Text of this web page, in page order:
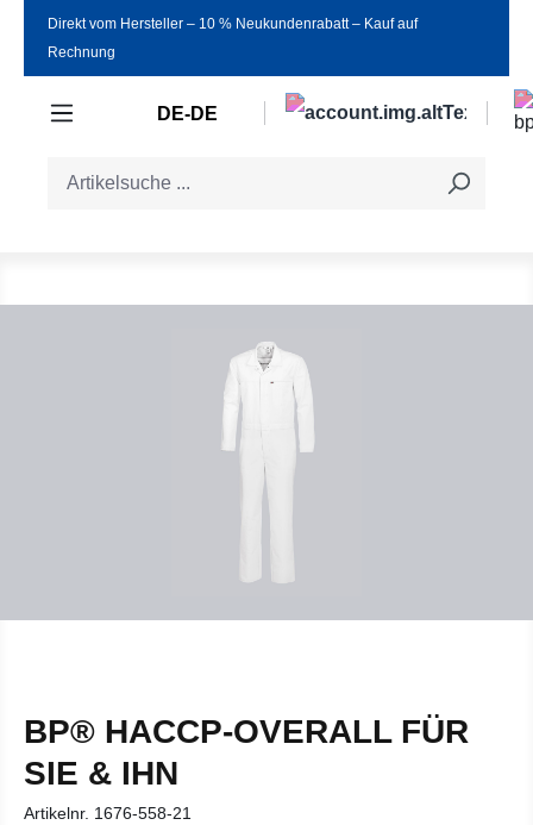
Zum Hauptinhalt springen
Direkt vom Hersteller ‒ 10 % Neukundenrabatt ‒ Kauf auf
Rechnung
DE-DE
BP® HACCP-OVERALL FÜR
SIE & IHN
Artikelnr. 1676-558-21